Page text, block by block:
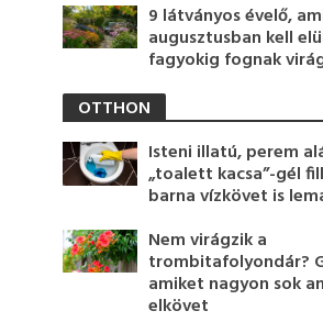
9 látványos évelő,
augusztusban kell
fagyokig fognak
OTTHON
Isteni illatú, perem
„toalett kacsa”-gél
barna vízkövet is
Nem virágzik a
trombitafolyondár?
amiket nagyon sok
elkövet